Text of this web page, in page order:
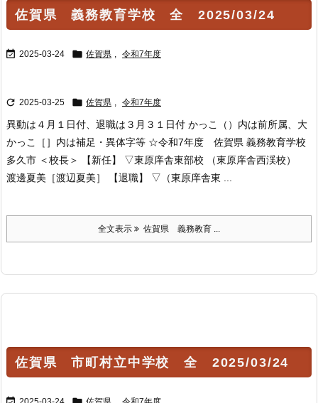
佐賀県 義務教育学校 全 2025/03/24
 2025-03-24  佐賀県 , 令和7年度
 2025-03-25  佐賀県 , 令和7年度
異動は４月１日付、退職は３月３１日付 かっこ（）内は前所属、大
かっこ［］内は補足・異体字等 ☆令和7年度 佐賀県 義務教育学校
多久市 ＜校長＞ 【新任】 ▽東原庠舎東部校 （東原庠舎西渓校）
渡邊夏美［渡辺夏美］ 【退職】 ▽（東原庠舎東 ...
全文表示 佐賀県 義務教育 ...
佐賀県 市町村立中学校 全 2025/03/24